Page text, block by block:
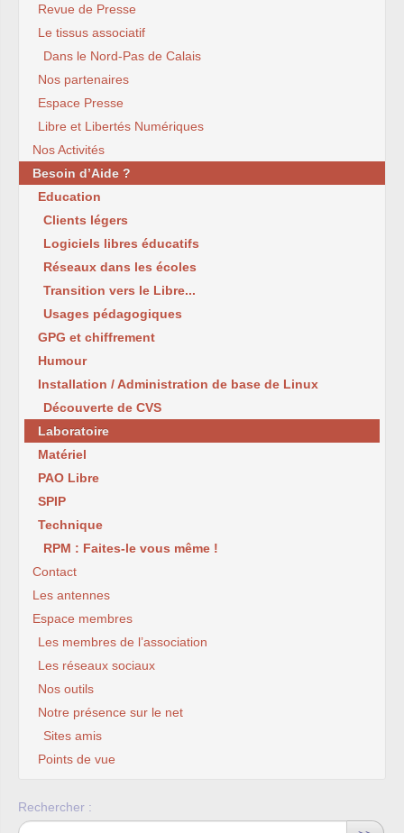
Revue de Presse
Le tissus associatif
Dans le Nord-Pas de Calais
Nos partenaires
Espace Presse
Libre et Libertés Numériques
Nos Activités
Besoin d’Aide ?
Education
Clients légers
Logiciels libres éducatifs
Réseaux dans les écoles
Transition vers le Libre...
Usages pédagogiques
GPG et chiffrement
Humour
Installation / Administration de base de Linux
Découverte de CVS
Laboratoire
Matériel
PAO Libre
SPIP
Technique
RPM : Faites-le vous même !
Contact
Les antennes
Espace membres
Les membres de l’association
Les réseaux sociaux
Nos outils
Notre présence sur le net
Sites amis
Points de vue
Rechercher :